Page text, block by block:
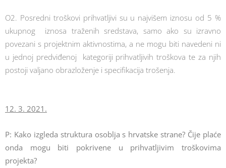
O2. Posredni troškovi prihvatljivi su u najvišem iznosu od 5 %
ukupnog iznosa traženih sredstava, samo ako su izravno
povezani s projektnim aktivnostima, a ne mogu biti navedeni ni
u jednoj predviđenoj kategoriji prihvatljivih troškova te za njih
postoji valjano obrazloženje i specifikacija trošenja.
12. 3. 2021.
P: Kako izgleda struktura osoblja s hrvatske strane? Čije plaće
onda mogu biti pokrivene u prihvatljivim troškovima
projekta?